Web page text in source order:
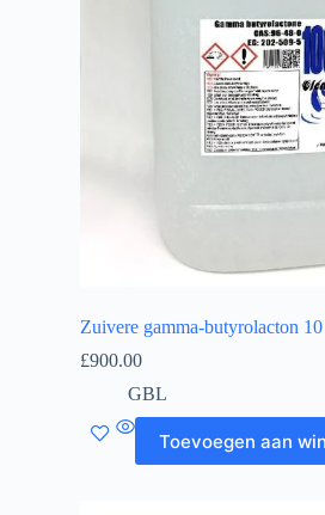
Zuivere gamma-butyrolacton
£900.00
GBL
Toevoegen aan